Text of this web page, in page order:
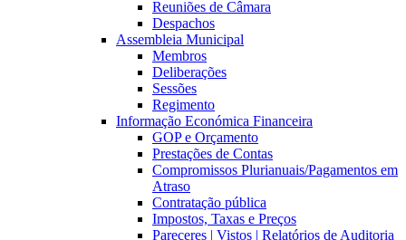
Reuniões de Câmara
Despachos
Assembleia Municipal
Membros
Deliberações
Sessões
Regimento
Informação Económica Financeira
GOP e Orçamento
Prestações de Contas
Compromissos Plurianuais/Pagamentos em
Atraso
Contratação pública
Impostos, Taxas e Preços
Pareceres | Vistos | Relatórios de Auditoria